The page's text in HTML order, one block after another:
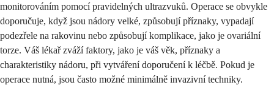
monitorováním pomocí pravidelných ultrazvuků. Operace se obvykle
doporučuje, když jsou nádory velké, způsobují příznaky, vypadají
podezřele na rakovinu nebo způsobují komplikace, jako je ovariální
torze. Váš lékař zváží faktory, jako je váš věk, příznaky a
charakteristiky nádoru, při vytváření doporučení k léčbě. Pokud je
operace nutná, jsou často možné minimálně invazivní techniky.